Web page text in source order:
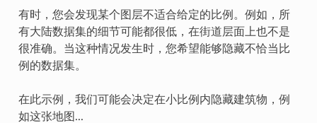
有时，您会发现某个图层不适合给定的比例。例如，所
有大陆数据集的细节可能都很低，在街道层面上也不是
很准确。当这种情况发生时，您希望能够隐藏不恰当比
例的数据集。
在此示例，我们可能会决定在小比例内隐藏建筑物，例
如这张地图...